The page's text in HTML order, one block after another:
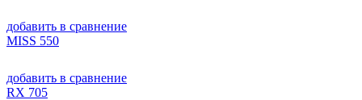
добавить в сравнение
MISS 550
добавить в сравнение
RX 705